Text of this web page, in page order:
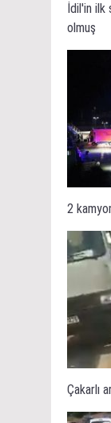
İdil'in ilk
olmuş
2
Çakarlı